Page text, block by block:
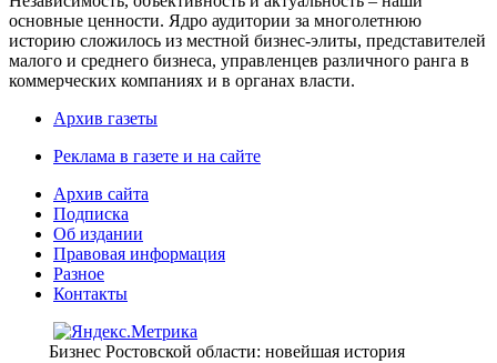
основные ценности. Ядро аудитории за многолетнюю
историю сложилось из местной бизнес-элиты, представителей
малого и среднего бизнеса, управленцев различного ранга в
коммерческих компаниях и в органах власти.
Архив газеты
Реклама в газете и на сайте
Архив сайта
Подписка
Об издании
Правовая информация
Разное
Контакты
Бизнес Ростовской области: новейшая история